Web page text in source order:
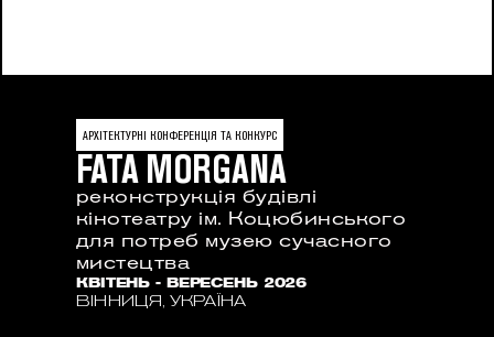
АРХІТЕКТУРНІ КОНФЕРЕНЦІЯ ТА КОНКУРС
FATA MORGANA
реконструкція будівлі
кінотеатру ім. Коцюбинського
для потреб музею сучасного
мистецтва
КВІТЕНЬ - ВЕРЕСЕНЬ 2026
ВІННИЦЯ, УКРАЇНА